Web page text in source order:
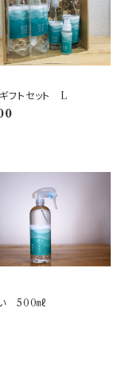
フトセット L
い 500㎖